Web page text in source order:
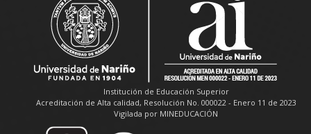
Institución de Educación Superior
Acreditación de Alta calidad, Resolución No. 000022 - Enero 11 de 2023
Vigilada por MINEDUCACIÓN